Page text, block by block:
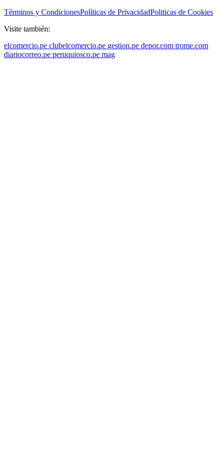
Términos y CondicionesPolíticas de PrivacidadPoliticas de Cookies
Visite también:
elcomercio.pe clubelcomercio.pe gestion.pe depor.com trome.com
diariocorreo.pe peruquiosco.pe mag